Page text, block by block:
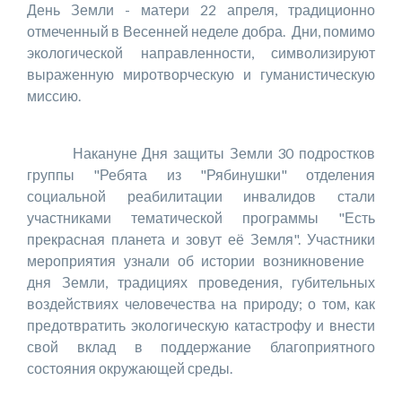
День Земли - матери 22 апреля, традиционно
отмеченный в Весенней неделе добра. Дни, помимо
экологической направленности, символизируют
выраженную миротворческую и гуманистическую
миссию.
Накануне Дня защиты Земли 30 подростков
группы "Ребята из "Рябинушки" отделения
социальной реабилитации инвалидов стали
участниками тематической программы "Есть
прекрасная планета и зовут её Земля". Участники
мероприятия узнали об истории возникновение
дня Земли, традициях проведения, губительных
воздействиях человечества на природу; о том, как
предотвратить экологическую катастрофу и внести
свой вклад в поддержание благоприятного
состояния окружающей среды.